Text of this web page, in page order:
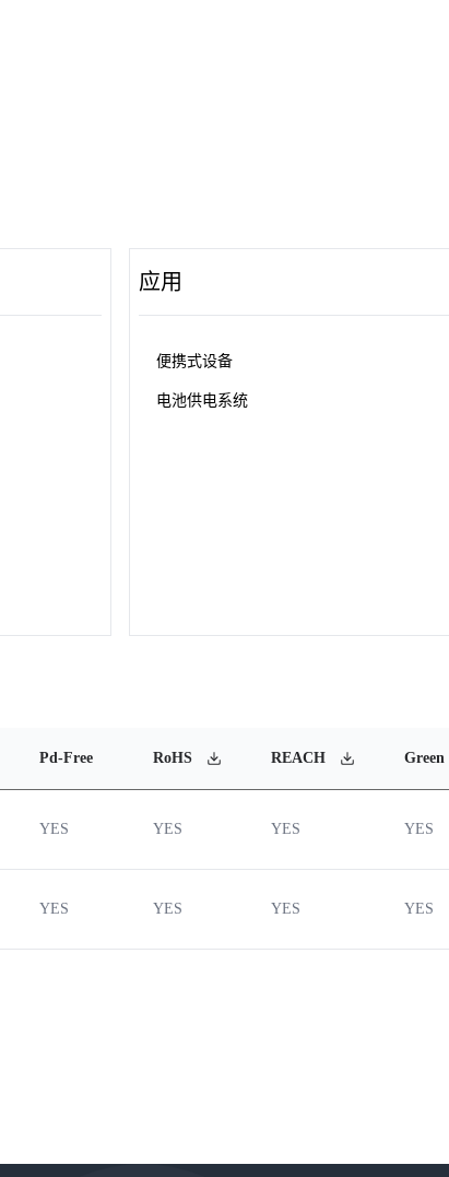
应用
便携式设备
电池供电系统
Pd-Free RoHS REACH Green
YES YES YES YES
YES YES YES YES